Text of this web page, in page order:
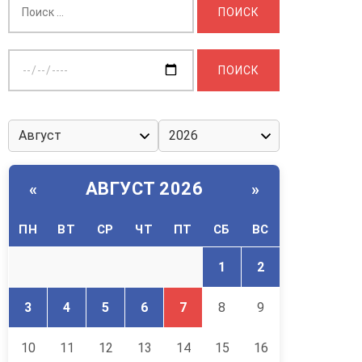
дату:
« АВГУСТ 2026 »
ПН ВТ СР ЧТ ПТ СБ ВС
1 2
3 4 5 6 7 8 9
10 11 12 13 14 15 16